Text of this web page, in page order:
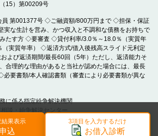
込
果表示
お借入診断
3項目を入力するだけ
15）第00209号
員 第001377号 ◇ご融資額/800万円まで ◇担保・保証
実な生計を営み、かつ収入と不調和な債務をお持ちで
たす方 ◇要審査 ◇貸付利率/3.0％～18.0％（実質年
実質年率） ◇返済方式/借入後残高スライド元利定
よび返済期間/最長60回（5年）ただし、返済能力そ
合理的な理由があると当社が認めた場合には、最長
要書類/本人確認書類（審査により必要書類が異な
に係る指定紛争解決機関
相談・紛争解決センター
Mitsui Card Co.,Ltd.